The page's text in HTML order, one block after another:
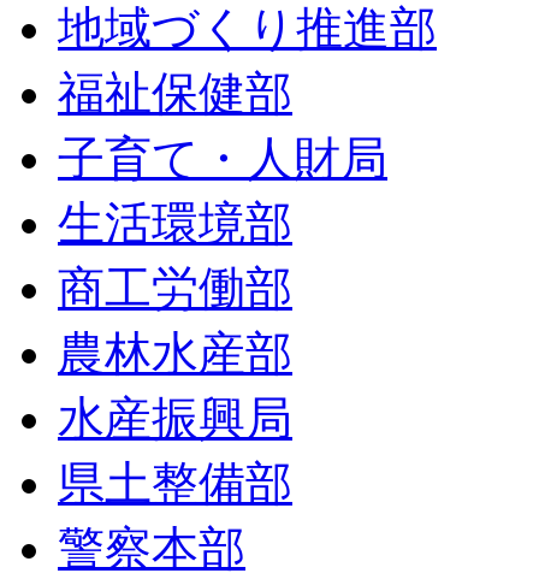
地域づくり推進部
福祉保健部
子育て・人財局
生活環境部
商工労働部
農林水産部
水産振興局
県土整備部
警察本部